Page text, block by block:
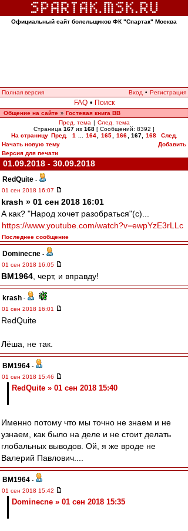
Официальный сайт болельщиков ФК "Спартак" Москва
Полная версия Вход • Регистрация
FAQ • Поиск
Общение на сайте » Гостевая книга ВВ
Пред. тема | След. тема
Страница 167 из 168 [ Сообщений: 8392 ]
На страницу Пред. 1 164 165 166 167, 168
След.
Начать новую тему
Добавить
Версия для печати
01.09.2018 - 30.09.2018
RedQuite -
01 сен 2018 16:07
krash » 01 сен 2018 16:01
А как? "Народ хочет разобраться"(с)...
https://www.youtube.com/watch?v=ewpYzE3rLLc
Последнее сообщение
Dominecne -
01 сен 2018 16:05
BM1964 , черт, и вправду!
krash -
01 сен 2018 16:01
RedQuite
Лёша, не так.
BM1964 -
01 сен 2018 15:46
RedQuite » 01 сен 2018 15:40
Именно потому что мы точно не знаем и не
узнаем, как было на деле и не стоит делать
глобальных выводов. Ой, я же вроде не
Валерий Павлович....
BM1964 -
01 сен 2018 15:42
Dominecne » 01 сен 2018 15:35